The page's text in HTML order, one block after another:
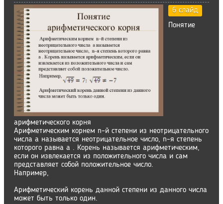
6 слайд
Понятие
арифметического корня
Арифметическим корнем n–й степени из неотрицательного
числа a называется неотрицательное число, n–я степень
которого равна a . Корень называется арифметическим,
если он извлекается из положительного числа и сам
представляет собой положительное число.
Например,
Арифметический корень данной степени из данного числа
может быть только один.